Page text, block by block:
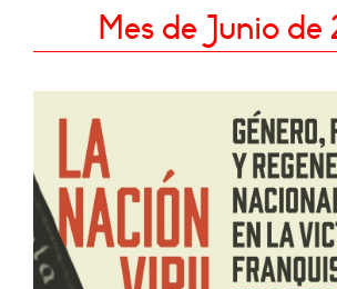
Mes de Junio de